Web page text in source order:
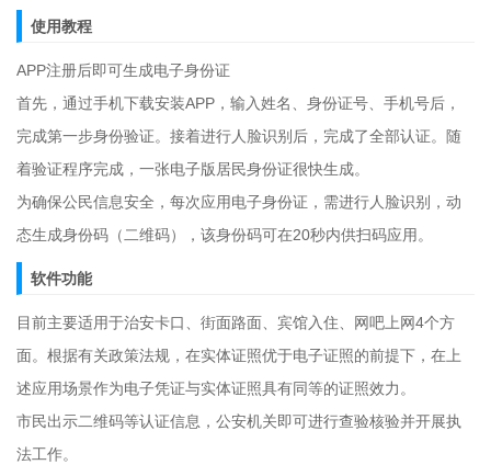
使用教程
APP注册后即可生成电子身份证
首先，通过手机下载安装APP，输入姓名、身份证号、手机号后，
完成第一步身份验证。接着进行人脸识别后，完成了全部认证。随
着验证程序完成，一张电子版居民身份证很快生成。
为确保公民信息安全，每次应用电子身份证，需进行人脸识别，动
态生成身份码（二维码），该身份码可在20秒内供扫码应用。
软件功能
目前主要适用于治安卡口、街面路面、宾馆入住、网吧上网4个方
面。根据有关政策法规，在实体证照优于电子证照的前提下，在上
述应用场景作为电子凭证与实体证照具有同等的证照效力。
市民出示二维码等认证信息，公安机关即可进行查验核验并开展执
法工作。